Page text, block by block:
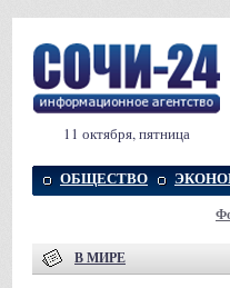
11 октября, пятница
ОБЩЕСТВО
В МИРЕ